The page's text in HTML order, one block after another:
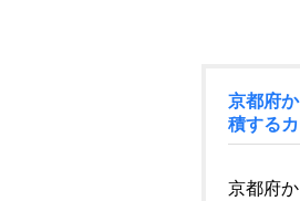
京都府
積する
京都府